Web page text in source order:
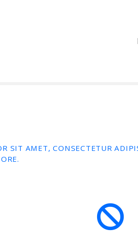
SIT AMET, CONSECTETUR